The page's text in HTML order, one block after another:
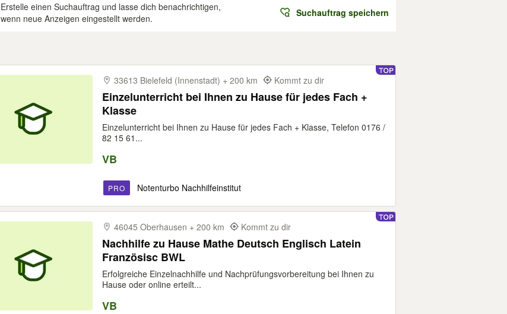
Erstelle einen Suchauftrag und lasse dich benachrichtigen,
wenn neue Anzeigen eingestellt werden.
Suchauftrag speichern
33613 Bielefeld (Innenstadt) + 200 km
Kommt zu dir
Einzelunterricht bei Ihnen zu Hause für jedes Fach +
Klasse
Einzelunterricht bei Ihnen zu Hause für jedes Fach + Klasse, Telefon 0176 /
82 15 61...
VB
PRO Notenturbo Nachhilfeinstitut
46045 Oberhausen + 200 km Kommt zu dir
Nachhilfe zu Hause Mathe Deutsch Englisch Latein
Französisc BWL
Erfolgreiche Einzelnachhilfe und Nachprüfungsvorbereitung bei Ihnen zu
Hause oder online erteilt...
VB